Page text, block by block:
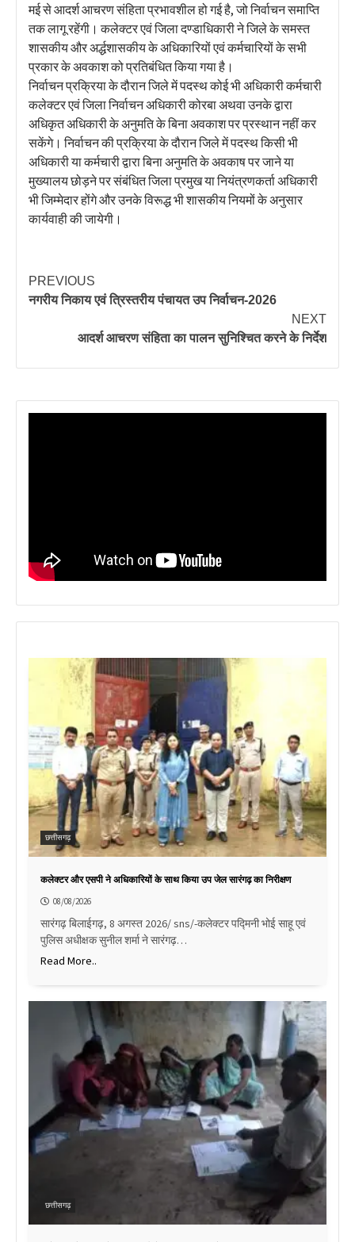
मई से आदर्श आचरण संहिता प्रभावशील हो गई है, जो निर्वाचन समाप्ति
तक लागू रहेंगी। कलेक्टर एवं जिला दण्डाधिकारी ने जिले के समस्त
शासकीय और अर्द्धशासकीय के अधिकारियों एवं कर्मचारियों के सभी
प्रकार के अवकाश को प्रतिबंधित किया गया है।
निर्वाचन प्रक्रिया के दौरान जिले में पदस्थ कोई भी अधिकारी कर्मचारी
कलेक्टर एवं जिला निर्वाचन अधिकारी कोरबा अथवा उनके द्वारा
अधिकृत अधिकारी के अनुमति के बिना अवकाश पर प्रस्थान नहीं कर
सकेंगे। निर्वाचन की प्रक्रिया के दौरान जिले में पदस्थ किसी भी
अधिकारी या कर्मचारी द्वारा बिना अनुमति के अवकाष पर जाने या
मुख्यालय छोड़ने पर संबंधित जिला प्रमुख या नियंत्रणकर्ता अधिकारी
भी जिम्मेदार होंगे और उनके विरूद्ध भी शासकीय नियमों के अनुसार
कार्यवाही की जायेगी।
PREVIOUS
नगरीय निकाय एवं त्रिस्तरीय पंचायत उप निर्वाचन-2026
NEXT
आदर्श आचरण संहिता का पालन सुनिश्चित करने के निर्देश
छत्तीसगढ़
कलेक्टर और एसपी ने अधिकारियों के साथ किया उप जेल सारंगढ़ का निरीक्षण
08/08/2026
सारंगढ़ बिलाईगढ़, 8 अगस्त 2026/ sns/-कलेक्टर पद्मिनी भोई साहू एवं
पुलिस अधीक्षक सुनील शर्मा ने सारंगढ़…
Read More..
छत्तीसगढ़